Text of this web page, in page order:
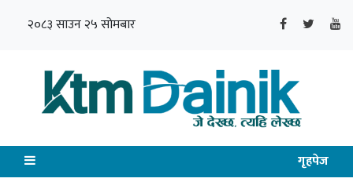
२०८३ साउन २५ सोमबार
गृहपेज